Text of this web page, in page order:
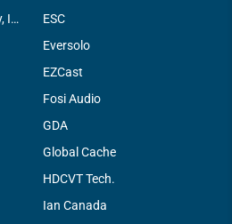
Empire State Filter Company, INC.
ESC
Eversolo
EZCast
Fosi Audio
GDA
Global Cache
HDCVT Tech.
Ian Canada